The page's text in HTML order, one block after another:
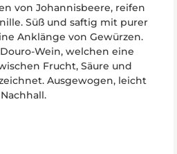
von Johannisbeere, reifen
Süß und saftig mit purer
Anklänge von Gewürzen.
Wein, welchen eine
Frucht, Säure und
Ausgewogen, leicht